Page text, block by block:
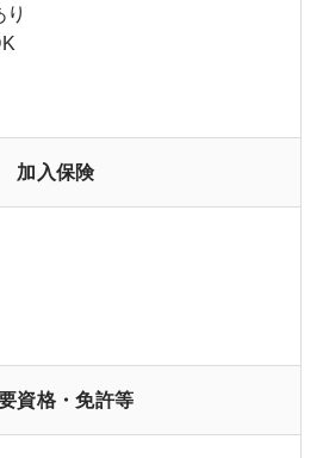
加入保険
資格・免許等